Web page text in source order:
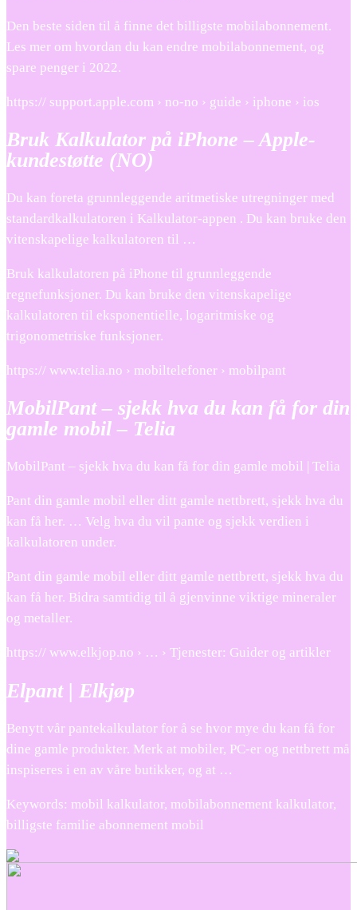
Den beste siden til å finne det billigste mobilabonnement.
Les mer om hvordan du kan endre mobilabonnement, og
spare penger i 2022.
https:// support.apple.com › no-no › guide › iphone › ios
Bruk Kalkulator på iPhone – Apple-
kundestøtte (NO)
Du kan foreta grunnleggende aritmetiske utregninger med
standardkalkulatoren i Kalkulator-appen . Du kan bruke den
vitenskapelige kalkulatoren til …
Bruk kalkulatoren på iPhone til grunnleggende
regnefunksjoner. Du kan bruke den vitenskapelige
kalkulatoren til eksponentielle, logaritmiske og
trigonometriske funksjoner.
https:// www.telia.no › mobiltelefoner › mobilpant
MobilPant – sjekk hva du kan få for din
gamle mobil – Telia
MobilPant – sjekk hva du kan få for din gamle mobil | Telia
Pant din gamle mobil eller ditt gamle nettbrett, sjekk hva du
kan få her. … Velg hva du vil pante og sjekk verdien i
kalkulatoren under.
Pant din gamle mobil eller ditt gamle nettbrett, sjekk hva du
kan få her. Bidra samtidig til å gjenvinne viktige mineraler
og metaller.
https:// www.elkjop.no › … › Tjenester: Guider og artikler
Elpant | Elkjøp
Benytt vår pantekalkulator for å se hvor mye du kan få for
dine gamle produkter. Merk at mobiler, PC-er og nettbrett må
inspiseres i en av våre butikker, og at …
Keywords: mobil kalkulator, mobilabonnement kalkulator,
billigste familie abonnement mobil